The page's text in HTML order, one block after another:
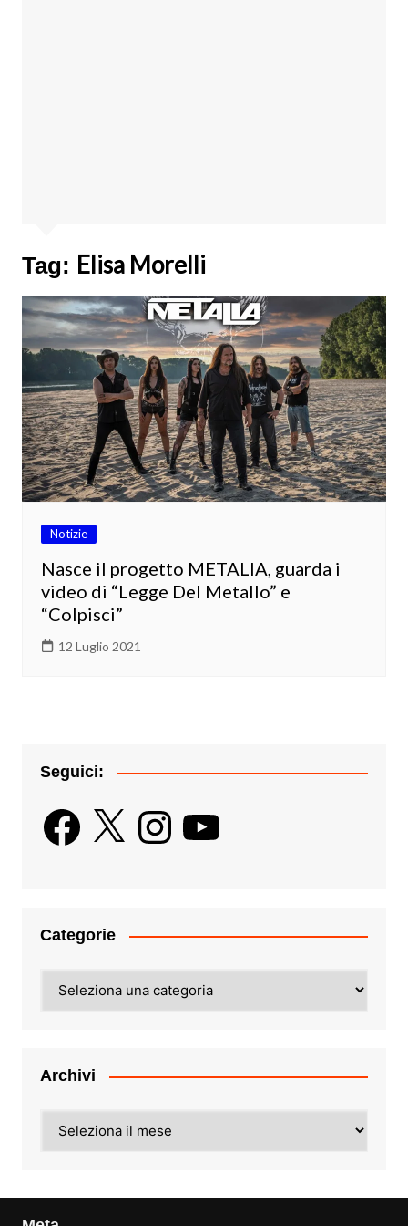
Tag: Elisa Morelli
Notizie
Nasce il progetto METALIA, guarda i
video di “Legge Del Metallo” e
“Colpisci”
12 Luglio 2021
Seguici:
Facebook
X InstagramYouTube
Categorie
Archivi